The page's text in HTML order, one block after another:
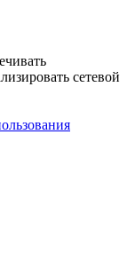
сетевой